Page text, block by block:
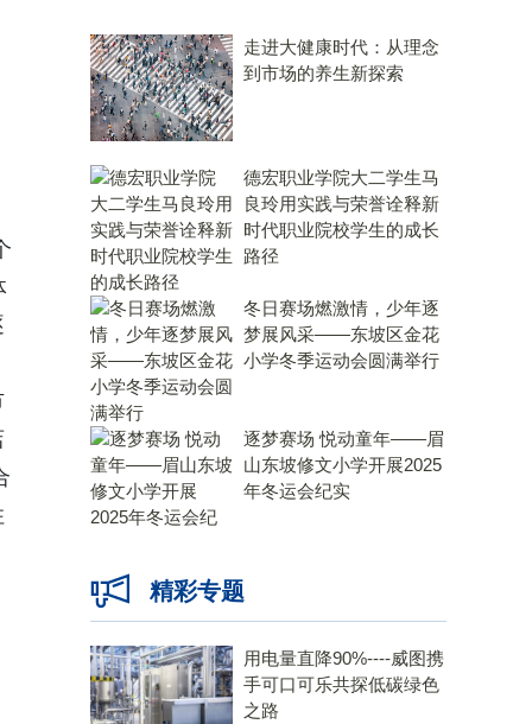
走进大健康时代：从理念
到市场的养生新探索
德宏职业学院大二学生马
良玲用实践与荣誉诠释新
时代职业院校学生的成长
路径
冬日赛场燃激情，少年逐
梦展风采——东坡区金花
小学冬季运动会圆满举行
逐梦赛场 悦动童年——眉
山东坡修文小学开展2025
年冬运会纪实
精彩专题
用电量直降90%----威图携
手可口可乐共探低碳绿色
之路